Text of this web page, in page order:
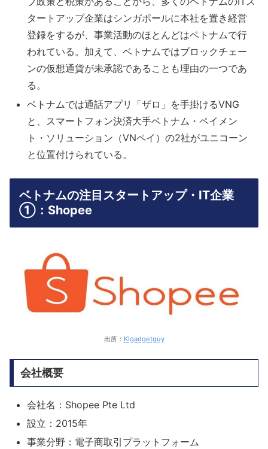
タートアップ企業はシンガポールに本社を置き経営
登録をするが、事業活動のほとんどはベトナムで行
われている。加えて、ベトナムではブロックチェー
ンの仮想通貨が未承認であることも理由の一つであ
る。
ベトナムでは通話アプリ「ザロ」を手掛けるVNG
と、スマートフォン決済大手ベトナム・ペイメン
ト・ソリューション（VNペイ）の2社がユニコーン
と位置付けられている。
ベトナムの注目スタートアップ・IT企業
①：Shopee
出所： Klgadgetguy
会社概要
会社名：Shopee Pte Ltd
設立：2015年
事業分野：電子商取引プラットフォーム